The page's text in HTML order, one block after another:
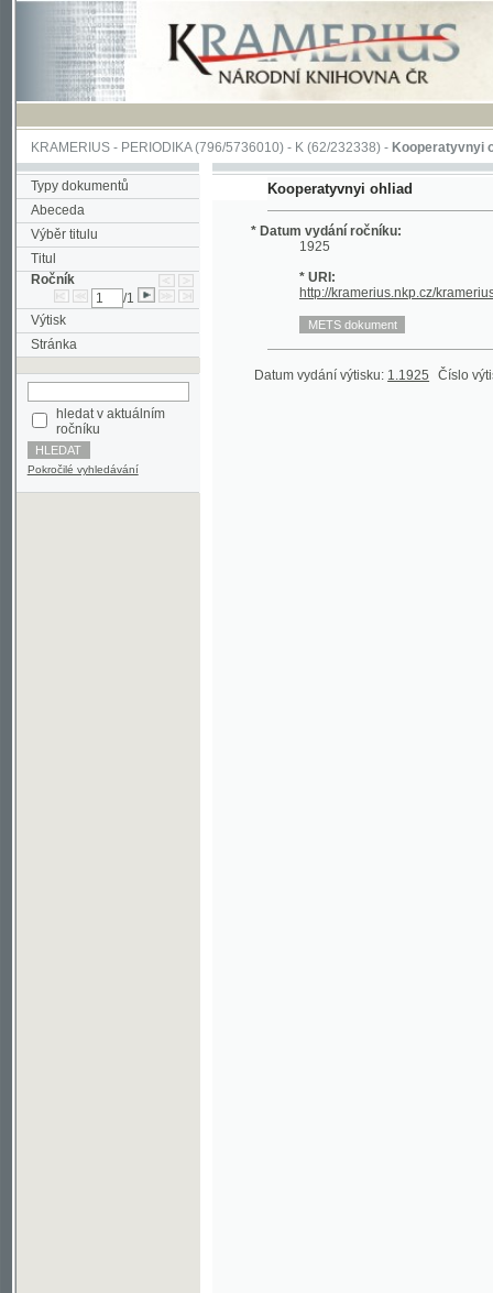
KRAMERIUS-PERIODIKA(796/5736010) -K(62/232338) -Kooperatyvnyi ohliad
Typy dokumentů
Abeceda
Výběr titulu
Titul
Ročník
/1
Výtisk
Stránka
hledat v aktuálním
Pokročilé vyhledávání
Kooperatyvnyi ohliad
* Datum vydání ročníku:
1925
* URI: